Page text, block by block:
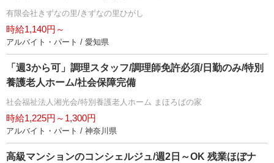
有限会社きずなの里/きずなの里ひがし
時給1,140円～
アルバイト・パート / 愛知県
「週3から可」調理スタッフ/調理師免許必須/日勤のみ/特別
養護老人ホーム/社会保障完備
社会福祉法人湘光会/特別養護老人ホーム まほろばの家
時給1,225円～1,300円
アルバイト・パート / 神奈川県
高級マンションのコンシェルジュ/週2日～OK 残業ほぼナ